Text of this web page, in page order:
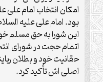
امکان انتخاب امام علی
بود. امام علی علیه
این شورا به حق مسلم
اتمام حجت در شورای
حقانیت خود و بطلان
اصلی اش تأکید کرد.